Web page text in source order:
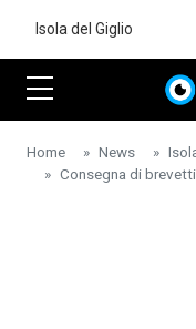
Isola del Giglio
Home News
Consegna di